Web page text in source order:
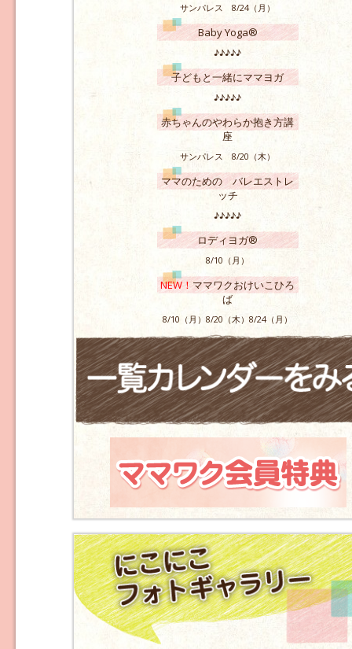
サンパレス 8/24（月）
Baby Yoga®
♪♪♪♪♪
子どもと一緒にママヨガ
♪♪♪♪♪
赤ちゃんのやわらか抱き方講
座
サンパレス 8/20（木）
ママのための バレエストレ
ッチ
♪♪♪♪♪
ロディヨガ®
8/10（月）
NEW！ママワクおけいこひろ
ば
8/10（月）8/20（木）8/24（月）